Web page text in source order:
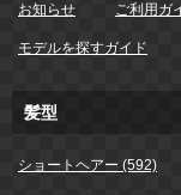
お知らせ ご利用ガ
モデルを探すガイド
髪型
ショートヘアー (592)